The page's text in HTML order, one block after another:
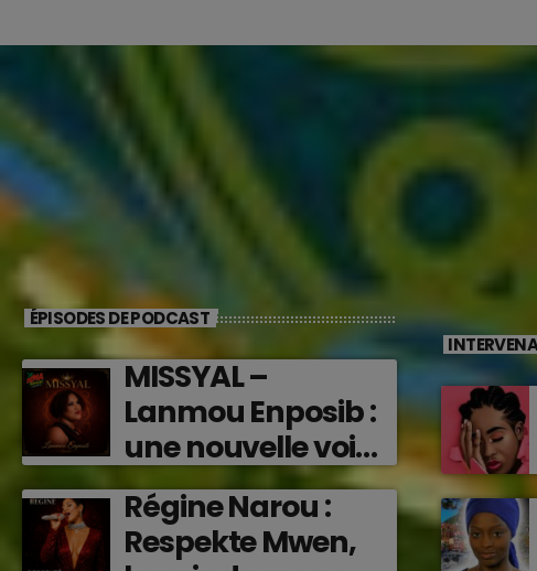
ÉPISODES DE PODCAST
MISSYAL –
Lanmou Enposib :
une nouvelle voix
caribéenne qui
transforme les
émotions en
Régine Narou :
Respekte Mwen,